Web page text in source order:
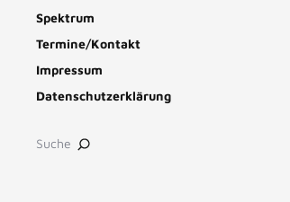
Spektrum
Termine/Kontakt
Impressum
Datenschutzerklärung
Suche